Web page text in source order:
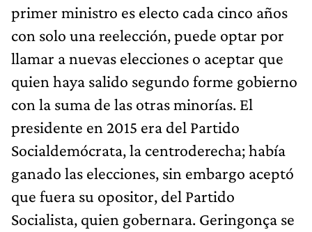
primer ministro es electo cada cinco años
con solo una reelección, puede optar por
llamar a nuevas elecciones o aceptar que
quien haya salido segundo forme gobierno
con la suma de las otras minorías. El
presidente en 2015 era del Partido
Socialdemócrata, la centroderecha; había
ganado las elecciones, sin embargo aceptó
que fuera su opositor, del Partido
Socialista, quien gobernara. Geringonça se